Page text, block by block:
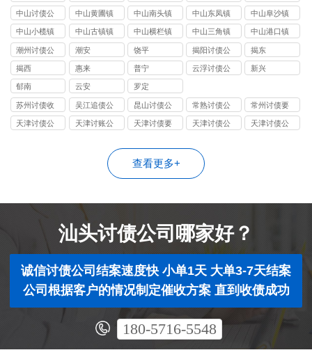
讨债公司
讨债公司
讨债公司
讨债公司
讨债公司
中山讨债公
司
中山黄圃镇
讨债公司
中山南头镇
讨债公司
中山东凤镇
讨债公司
中山阜沙镇
讨债公司
中山小榄镇
讨债公司
中山古镇镇
讨债公司
中山横栏镇
讨债公司
中山三角镇
讨债公司
中山港口镇
讨债公司
潮州讨债公
司
潮安 饶平
揭阳讨债公
司
揭东
揭西 惠来 普宁
云浮讨债公
新兴
郁南 云安 罗定
苏州讨债收
费
吴江追债公
司
昆山讨债公
司
常熟讨债公
司
常州讨债要
账
天津讨债公
天津讨账公
天津讨债要
天津讨债公
天津讨债公
查看更多+
汕头讨债公司哪家好？
诚信讨债公司结案速度快 小单1天 大单3-7天结案
公司根据客户的情况制定催收方案 直到收债成功
180-5716-5548